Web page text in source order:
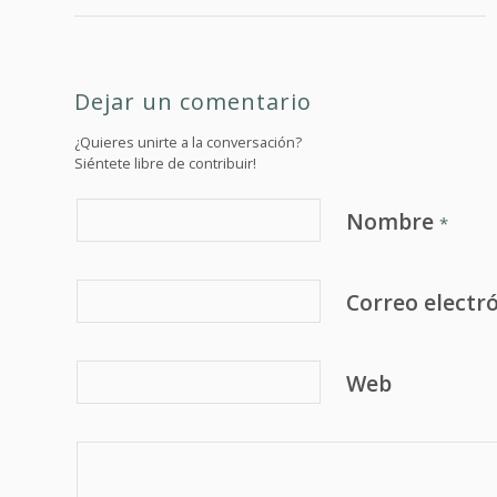
Dejar un comentario
¿Quieres unirte a la conversación?
Siéntete libre de contribuir!
Nombre *
Correo
Web